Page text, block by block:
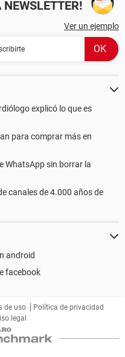
NEWSLETTER!
Ver un ejemplo
explicó lo que es
para comprar más en
WhatsApp sin borrar la
canales de 4.000 años de
android
facebook
de uso
Política de privacidad
legal